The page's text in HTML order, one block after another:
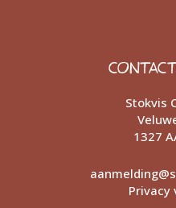
Stokvis
1327
Privacy